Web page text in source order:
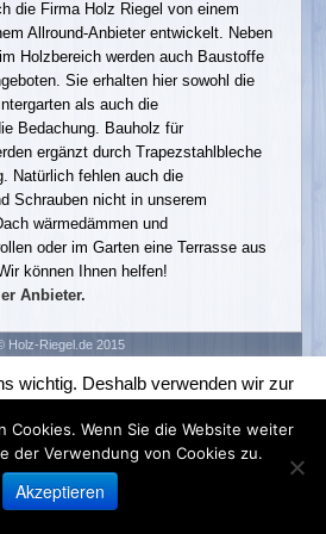
Leimbinder
Acryl
die Firma Holz Riegel von einem
Allround-Anbieter entwickelt. Neben
Holzbereich werden auch Baustoffe
Sie erhalten hier sowohl die
als auch die
Bedachung. Bauholz für
ergänzt durch Trapezstahlbleche
Natürlich fehlen auch die
Schrauben nicht in unserem
wärmedämmen und
oder im Garten eine Terrasse aus
können Ihnen helfen!
Anbieter.
Holz-Riegel.de 2015
wichtig. Deshalb verwenden wir zur
Tracking Cookies. Diese sammeln
unserer Webseite zu verbessern.
settings
Cookies. Wenn Sie die Website weiter
der Verwendung von Cookies zu.
Akzeptieren